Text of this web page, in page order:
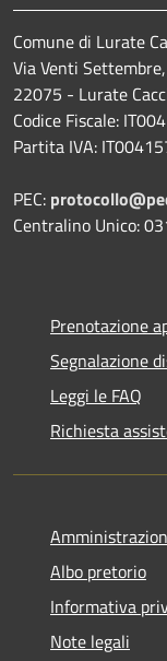
Comune di Lurate
Via Venti
22075 - Lurate
Codice Fiscale:
Partita IVA:
PEC:
Centralino Unico:
Prenotazione
Segnalazione
Leggi le FAQ
Richiesta
Albo pretorio
Informativa
Note legali